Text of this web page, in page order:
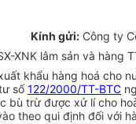
Kính gửi: Công ty
XNK lâm sản và hàng
khẩu hàng hoá
số122/2000/TT-BTC
trừ được xử lí cho
theo qui định đối